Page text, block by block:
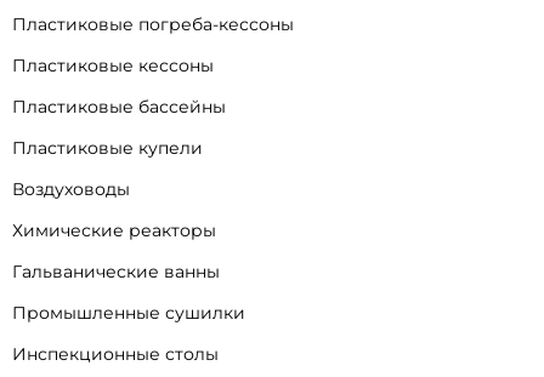
Пластиковые погреба-кессоны
Пластиковые кессоны
Пластиковые бассейны
Пластиковые купели
Воздуховоды
Химические реакторы
Гальванические ванны
Промышленные сушилки
Инспекционные столы